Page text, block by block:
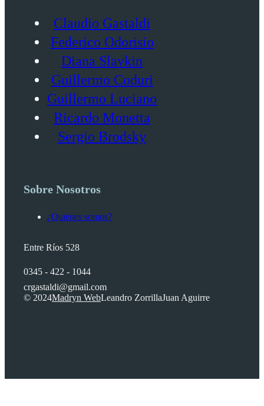
Claudio Gastaldi
Federico Odorisio
Diana Slavkin
Guillermo Coduri
Guillermo Luciano
Ricardo Monetta
Sergio Brodsky
Sobre Nosotros
¿Quienes somos?
Entre Ríos 528
0345 - 422 - 1044
crgastaldi@gmail.com
© 2024Madryn WebLeandro ZorrillaJuan Aguirre